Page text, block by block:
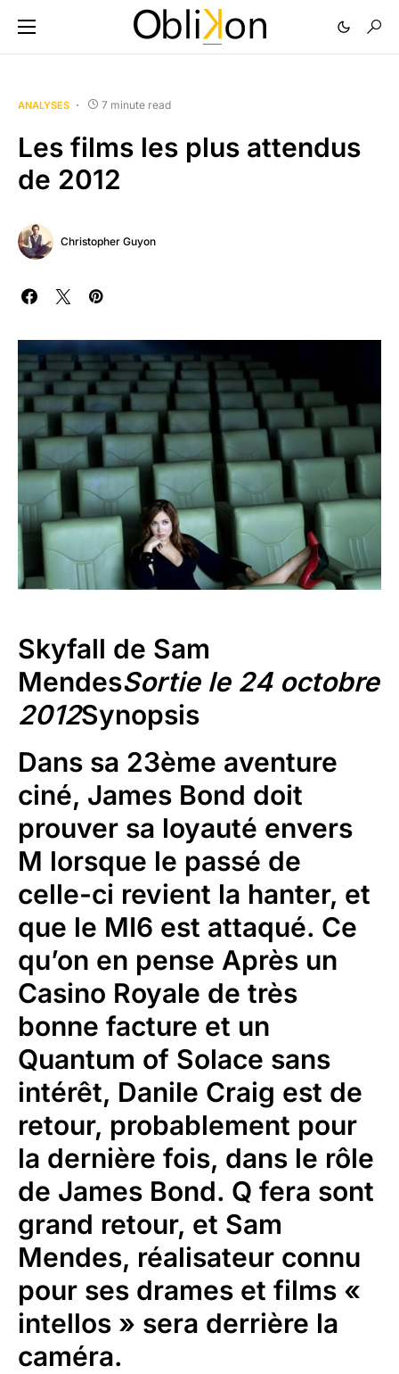
ANALYSES 7 minute read
Les films les plus attendus
de 2012
Christopher Guyon
Skyfall de Sam
MendesSortie le 24 octobre
2012Synopsis
Dans sa 23ème aventure
ciné, James Bond doit
prouver sa loyauté envers
M lorsque le passé de
celle-ci revient la hanter, et
que le MI6 est attaqué. Ce
qu’on en pense Après un
Casino Royale de très
bonne facture et un
Quantum of Solace sans
intérêt, Danile Craig est de
retour, probablement pour
la dernière fois, dans le rôle
de James Bond. Q fera sont
grand retour, et Sam
Mendes, réalisateur connu
pour ses drames et films «
intellos » sera derrière la
caméra.